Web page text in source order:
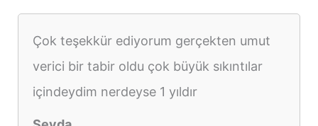
Çok teşekkür ediyorum gerçekten umut
verici bir tabir oldu çok büyük sıkıntılar
içindeydim nerdeyse 1 yıldır